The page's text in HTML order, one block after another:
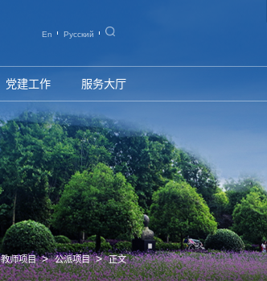
En Русский
党建工作 服务大厅
教师项目 > 公派项目 > 正文